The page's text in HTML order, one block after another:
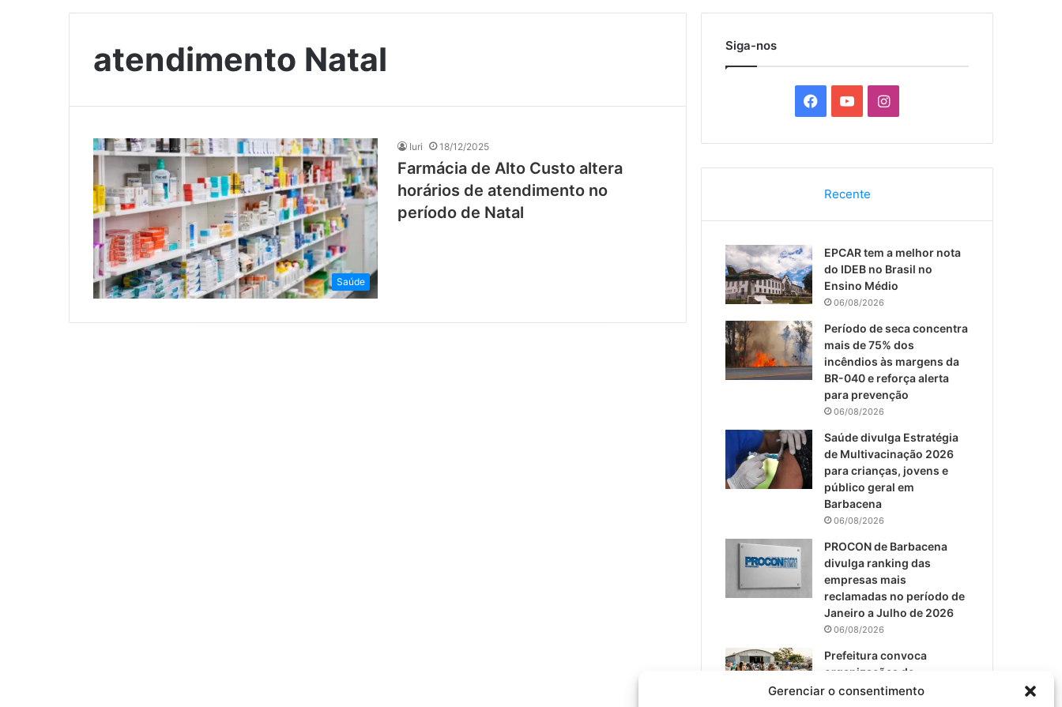
Gerenciar o consentimento
por
atendimento Natal
Saúde
Iuri 18/12/2025
Farmácia de Alto Custo altera
horários de atendimento no
período de Natal
Siga-nos
c
e
b
o
o
k
u
T
u
b
e
I
s
a
g
r
m
Recente
EPCAR tem a melhor nota
do IDEB no Brasil no
Ensino Médio
06/08/2026
Período de seca concentra
mais de 75% dos
incêndios às margens da
BR-040 e reforça alerta
para prevenção
06/08/2026
Saúde divulga Estratégia
de Multivacinação 2026
para crianças, jovens e
público geral em
Barbacena
06/08/2026
PROCON de Barbacena
divulga ranking das
empresas mais
reclamadas no período de
Janeiro a Julho de 2026
06/08/2026
Prefeitura convoca
organizações de
catadores para reunião